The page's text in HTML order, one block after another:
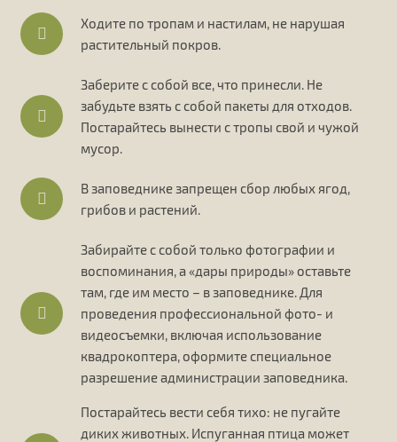
Ходите по тропам и настилам, не нарушая
растительный покров.
Заберите с собой все, что принесли. Не
забудьте взять с собой пакеты для отходов.
Постарайтесь вынести с тропы свой и чужой
мусор.
В заповеднике запрещен сбор любых ягод,
грибов и растений.
Забирайте с собой только фотографии и
воспоминания, а «дары природы» оставьте
там, где им место – в заповеднике. Для
проведения профессиональной фото- и
видеосъемки, включая использование
квадрокоптера, оформите специальное
разрешение администрации заповедника.
Постарайтесь вести себя тихо: не пугайте
диких животных. Испуганная птица может